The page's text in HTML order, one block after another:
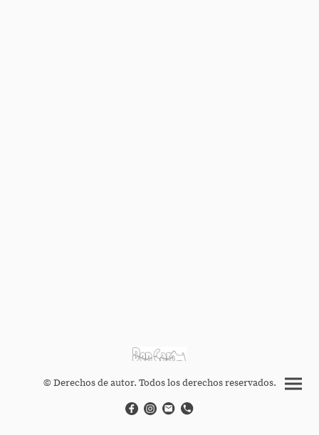
© Derechos de autor. Todos los derechos reservados.